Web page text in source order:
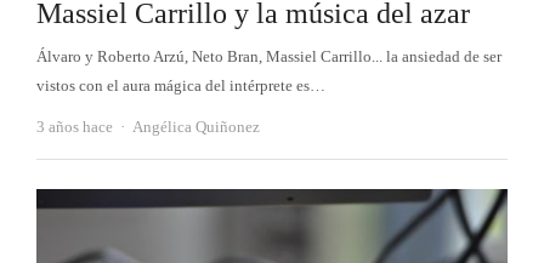
Massiel Carrillo y la música del azar
Álvaro y Roberto Arzú, Neto Bran, Massiel Carrillo... la ansiedad de ser
vistos con el aura mágica del intérprete es…
3 años hace Autor
Angélica Quiñonez